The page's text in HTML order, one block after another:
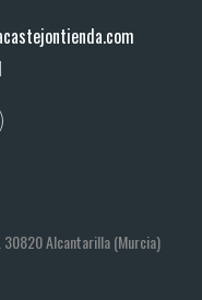
30820 Alcantarilla (Murcia)